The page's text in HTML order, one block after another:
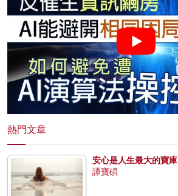
熱門文章
安心是人生最大的寶庫
譚寶碩